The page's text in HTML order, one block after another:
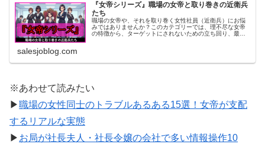
『女帝シリーズ』職場の女帝と取り巻きの近衛兵
たち
職場の女帝や、それを取り巻く女性社員（近衛兵）にお悩
みではありませんか？このカテゴリーでは、理不尽な女帝
の特徴から、ターゲットにされないための立ち回り、最強
salesjoblog.com
※あわせて読みたい
▶職場の女性同士のトラブルあるある15選！女帝が支配
するリアルな実態
▶ お局が社長夫人・社長令嬢の会社で多い情報操作10